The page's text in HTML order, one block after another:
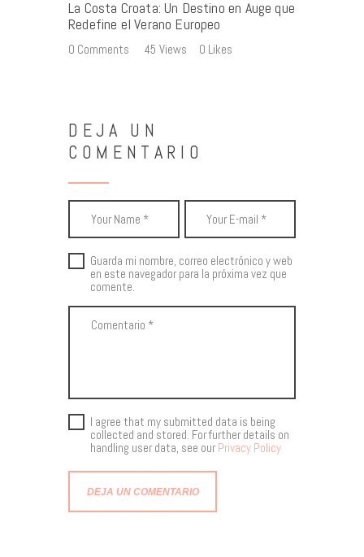
La Costa Croata: Un Destino en Auge que
Redefine el Verano Europeo
0 Comments 45 Views 0 Likes
DEJA UN
COMENTARIO
Guarda mi nombre, correo electrónico y web
en este navegador para la próxima vez que
comente.
I agree that my submitted data is being
collected and stored. For further details on
handling user data, see our Privacy Policy